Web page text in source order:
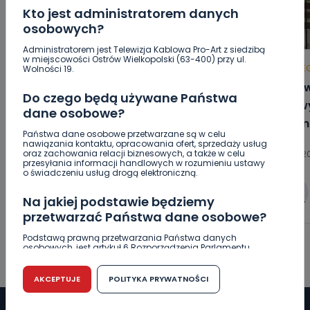
Kto jest administratorem danych
osobowych?
Administratorem jest Telewizja Kablowa Pro-Art z siedzibą
w miejscowości Ostrów Wielkopolski (63-400) przy ul.
Wolności 19.
Do czego będą używane Państwa
dane osobowe?
Państwa dane osobowe przetwarzane są w celu
nawiązania kontaktu, opracowania ofert, sprzedaży usług
oraz zachowania relacji biznesowych, a także w celu
przesyłania informacji handlowych w rozumieniu ustawy
o świadczeniu usług drogą elektroniczną.
Na jakiej podstawie będziemy
przetwarzać Państwa dane osobowe?
Podstawą prawną przetwarzania Państwa danych
osobowych, jest artykuł 6 Rozporządzenia Parlamentu
r. w sprawie ochrony osób fizycznych w związku z
przetwarzaniem danych osobowych w sprawie
swobodnego przepływu takich danych oraz uchylenia
dyrektywy 95/46/WE (RODO).
AKCEPTUJE POLITYKA PRYWATNOŚCI
HOT REGION
tym roku padło na „Dziady”
07.08.2026 10:51